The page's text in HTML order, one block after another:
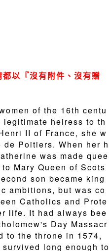
以『沒有附件、沒有贈
of the 16th centu
legitimate heiress to th
II of France, she w
Poitiers. When her h
was made quee
Mary Queen of Scots
son became king
ambitions, but was co
Catholics and Prote
life. It had always bee
Day Massacr
to the throne in 1574,
long enough to